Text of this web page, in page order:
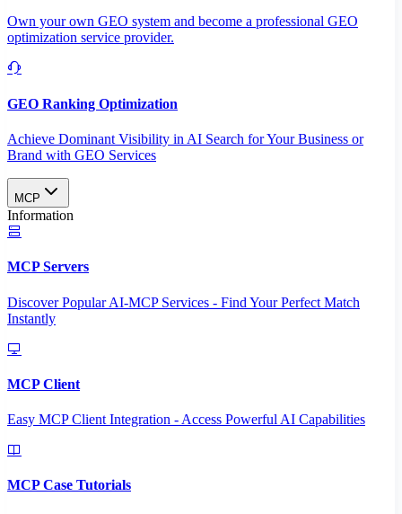
Own your own GEO system and become a professional GEO
optimization service provider.
GEO Ranking Optimization
Achieve Dominant Visibility in AI Search for Your Business or
Brand with GEO Services​
MCP
Information
MCP Servers
Discover Popular AI-MCP Services - Find Your Perfect Match
Instantly
MCP Client
Easy MCP Client Integration - Access Powerful AI Capabilities
MCP Case Tutorials